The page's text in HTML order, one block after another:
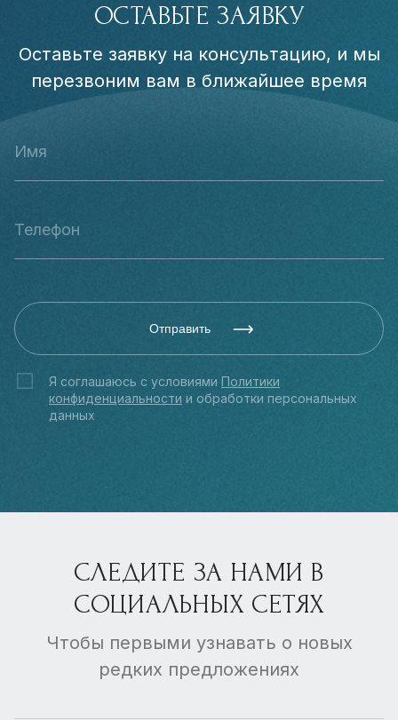
ОСТАВЬТЕ ЗАЯВКУ
Оставьте заявку на консультацию, и мы
перезвоним вам в ближайшее время
Отправить
Я соглашаюсь с условиями Политики
конфиденциальности и обработки персональных
данных
СЛЕДИТЕ ЗА НАМИ В
СОЦИАЛЬНЫХ СЕТЯХ
Чтобы первыми узнавать о новых
редких предложениях